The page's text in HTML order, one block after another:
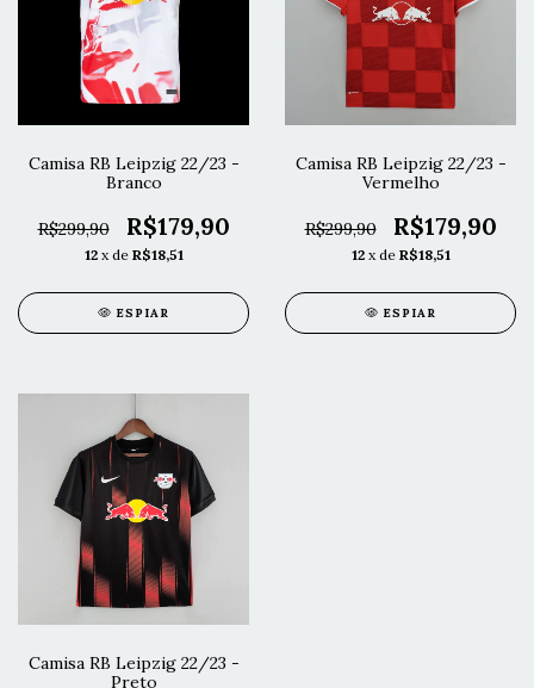
Camisa RB Leipzig 22/23 -
Branco
R$299,90 R$179,90
12 x de R$18,51
ESPIAR
Camisa RB Leipzig 22/23 -
Vermelho
R$299,90 R$179,90
12 x de R$18,51
ESPIAR
Camisa RB Leipzig 22/23 -
Preto